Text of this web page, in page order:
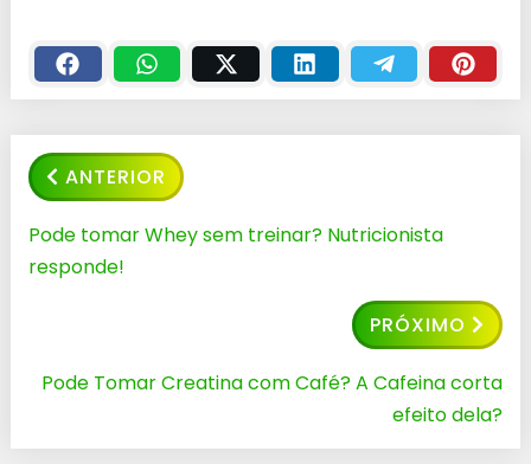
ANTERIOR
Pode tomar Whey sem treinar? Nutricionista
responde!
PRÓXIMO
Pode Tomar Creatina com Café? A Cafeina corta
efeito dela?